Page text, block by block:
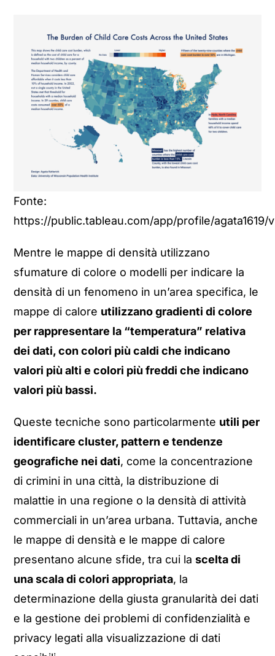
Fonte:
https://public.tableau.com/app/profile/
Mentre le mappe di densità utilizzano
sfumature di colore o modelli per indicare la
densità di un fenomeno in un’area specifica, le
mappe di calore utilizzano gradienti di colore
per rappresentare la “temperatura” relativa
dei dati, con colori più caldi che indicano
valori più alti e colori più freddi che indicano
valori più bassi.
Queste tecniche sono particolarmente utili per
identificare cluster, pattern e tendenze
geografiche nei dati, come la concentrazione
di crimini in una città, la distribuzione di
malattie in una regione o la densità di attività
commerciali in un’area urbana. Tuttavia, anche
le mappe di densità e le mappe di calore
presentano alcune sfide, tra cui lascelta di
una scala di colori appropriata, la
determinazione della giusta granularità dei dati
e la gestione dei problemi di confidenzialità e
privacy legati alla visualizzazione di dati